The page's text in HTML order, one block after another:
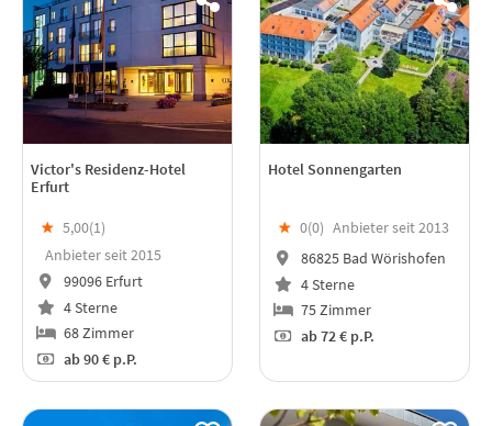
Victor's Residenz-Hotel
Erfurt
★ 5,00(1)
Anbieter seit 2015
99096 Erfurt
4 Sterne
68 Zimmer
ab90 € p.P.
Hotel Sonnengarten
★ 0(0) Anbieter seit 2013
86825 Bad Wörishofen
4 Sterne
75 Zimmer
ab72 € p.P.